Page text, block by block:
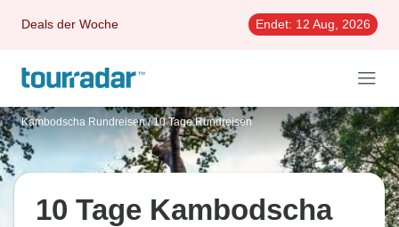
Deals der Woche Endet: 12 Aug, 2026
Kambodscha Rundreisen / 10 Tage Rundreisen
10 Tage Kambodscha